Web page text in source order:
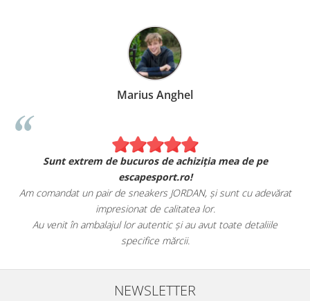
Marius Anghel
Sunt extrem de bucuros de achiziția mea de pe
escapesport.ro!
Am comandat un pair de sneakers JORDAN, și sunt cu adevărat
impresionat de calitatea lor.
Au venit în ambalajul lor autentic și au avut toate detaliile
specifice mărcii.
NEWSLETTER